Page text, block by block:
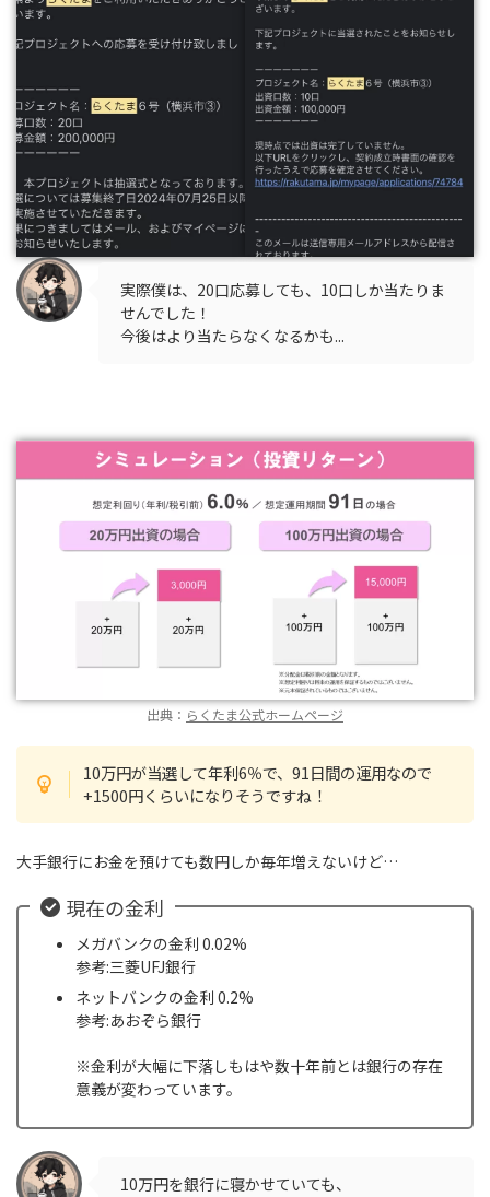
実際僕は、20口応募しても、10口しか当たりま
せんでした！
今後はより当たらなくなるかも...
出典： らくたま公式ホームページ
10万円が当選して年利6％で、91日間の運用なので
+1500円くらいになりそうですね！
大手銀行にお金を預けても数円しか毎年増えないけど…
現在の金利
メガバンクの金利 0.02%
参考:三菱UFJ銀行
ネットバンクの金利 0.2%
参考:あおぞら銀行
※金利が大幅に下落しもはや数十年前とは銀行の存在
意義が変わっています。
10万円を銀行に寝かせていても、